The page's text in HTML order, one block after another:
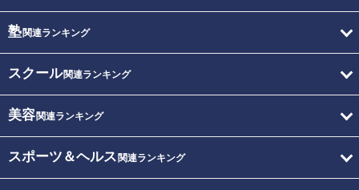
塾関連ランキング
スクール関連ランキング
美容関連ランキング
スポーツ＆ヘルス 関連ランキング